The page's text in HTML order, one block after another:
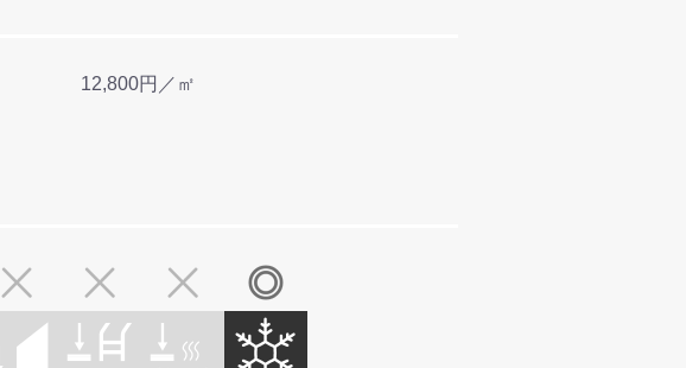
12,800円／㎡